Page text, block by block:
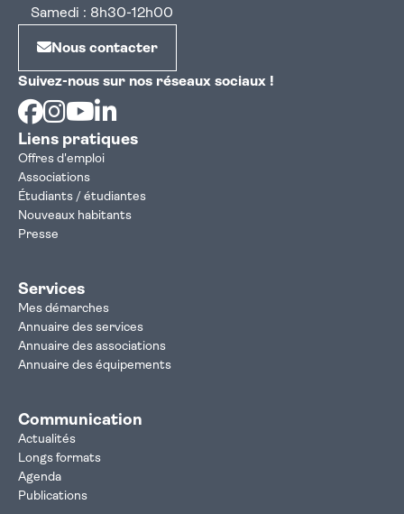
Samedi : 8h30-12h00
Nous contacter
Suivez-nous sur nos réseaux sociaux !
Facebook
Instagram
Youtube
Liens pratiques
Offres d'emploi
Associations
Étudiants / étudiantes
Nouveaux habitants
Presse
Services
Mes démarches
Annuaire des services
Annuaire des associations
Annuaire des équipements
Communication
Actualités
Longs formats
Agenda
Publications